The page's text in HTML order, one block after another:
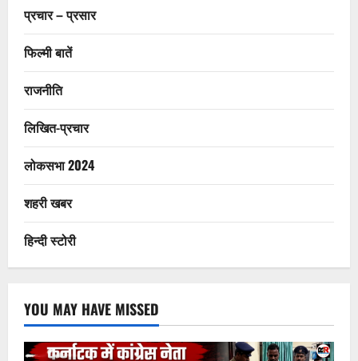
प्रचार – प्रसार
फिल्मी बातें
राजनीति
लिखित-प्रचार
लोकसभा 2024
शहरी खबर
हिन्दी स्टोरी
YOU MAY HAVE MISSED